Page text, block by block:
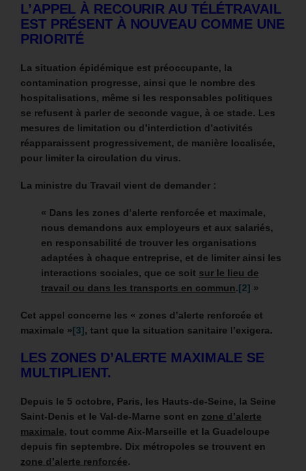
L’APPEL À RECOURIR AU TÉLÉTRAVAIL
EST PRÉSENT À NOUVEAU COMME UNE
PRIORITÉ
La situation épidémique est préoccupante, la
contamination progresse, ainsi que le nombre des
hospitalisations, même si les responsables politiques
se refusent à parler de seconde vague, à ce stade. Les
mesures de limitation ou d’interdiction d’activités
réapparaissent progressivement, de manière localisée,
pour limiter la circulation du virus.
La ministre du Travail vient de demander :
« Dans les zones d’alerte renforcée et maximale,
nous demandons aux employeurs et aux salariés,
en responsabilité de trouver les organisations
adaptées à chaque entreprise, et de limiter ainsi les
interactions sociales, que ce soit sur le lieu de
travail ou dans les transports en commun.[2] »
Cet appel concerne les « zones d’alerte renforcée et
maximale »[3], tant que la situation sanitaire l’exigera.
LES ZONES D’ALERTE MAXIMALE SE
MULTIPLIENT.
Depuis le 5 octobre, Paris, les Hauts-de-Seine, la Seine
Saint-Denis et le Val-de-Marne sont en zone d’alerte
maximale, tout comme Aix-Marseille et la Guadeloupe
depuis fin septembre. Dix métropoles se trouvent en
zone d’alerte renforcée.